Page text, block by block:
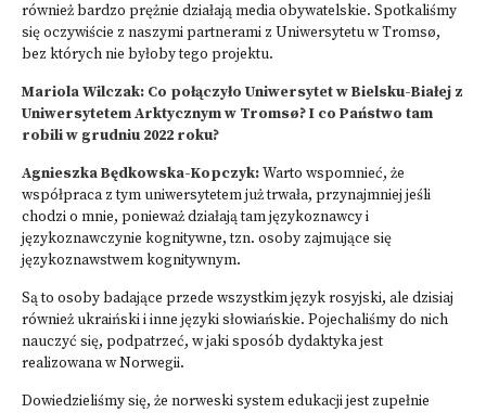
również bardzo prężnie działają media obywatelskie. Spotkaliśmy
się oczywiście z naszymi partnerami z Uniwersytetu w Tromsø,
bez których nie byłoby tego projektu.
Mariola Wilczak: Co połączyło Uniwersytet w Bielsku-Białej z
Uniwersytetem Arktycznym w Tromsø? I co Państwo tam
robili w grudniu 2022 roku?
Agnieszka Będkowska-Kopczyk:Warto wspomnieć, że
współpraca z tym uniwersytetem już trwała, przynajmniej jeśli
chodzi o mnie, ponieważ działają tam językoznawcy i
językoznawczynie kognitywne, tzn. osoby zajmujące się
językoznawstwem kognitywnym.
Są to osoby badające przede wszystkim język rosyjski, ale dzisiaj
również ukraiński i inne języki słowiańskie. Pojechaliśmy do nich
nauczyć się, podpatrzeć, w jaki sposób dydaktyka jest
realizowana w Norwegii.
Dowiedzieliśmy się, że norweski system edukacji jest zupełnie